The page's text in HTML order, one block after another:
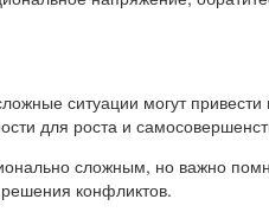
ситуации могут
для роста и
сложным, но важно
конфликтов.